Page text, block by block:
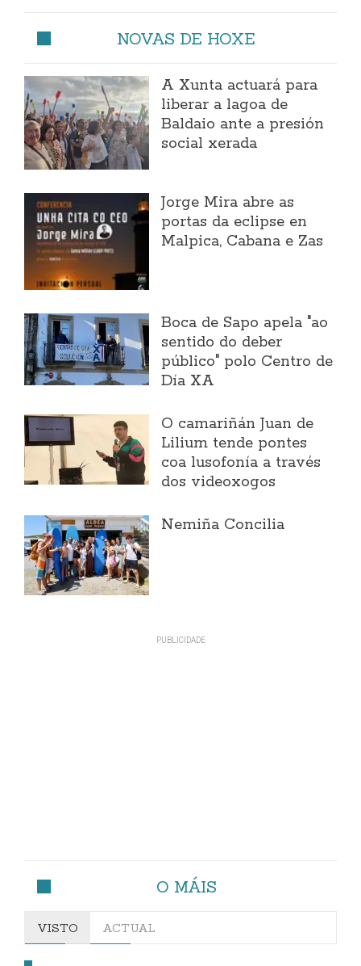
NOVAS DE HOXE
A Xunta actuará para
liberar a lagoa de
Baldaio ante a presión
social xerada
Jorge Mira abre as
portas da eclipse en
Malpica, Cabana e Zas
Boca de Sapo apela "ao
sentido do deber
público" polo Centro de
Día XA
O camariñán Juan de
Lilium tende pontes
coa lusofonía a través
dos videoxogos
Nemiña Concilia
O MÁIS
VISTO ACTUAL